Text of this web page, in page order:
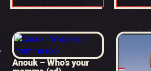
Anouk – Who’s your